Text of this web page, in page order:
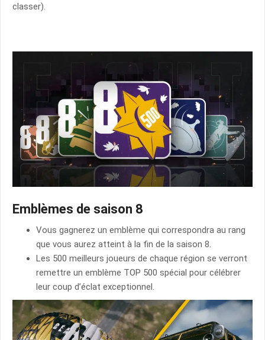
classer).
Emblèmes de saison 8
Vous gagnerez un emblème qui correspondra au rang
que vous aurez atteint à la fin de la saison 8.
Les 500 meilleurs joueurs de chaque région se verront
remettre un emblème TOP 500 spécial pour célébrer
leur coup d’éclat exceptionnel.